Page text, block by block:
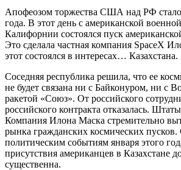
Апофеозом торжества США над РФ стало
года. В этот день с американской
Калифорнии состоялся пуск
Это сделала частная компания SpaceX
этот состоялся в интересах… Казахстана.
Соседняя республика решила, что ее
не будет связана ни с Байконуром, ни с
ракетой «Союз». От российского
российского контракта отказалась.
Компания Илона Маска стремительно
рынка гражданских космических пусков.
политическим событиям января этого
присутствия американцев в Казахстане
существенна.